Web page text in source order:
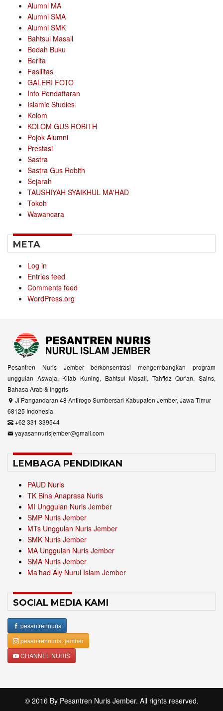
Alumni MA
Alumni SMA
Alumni SMK
Bahtsul Masail
Bedah Buku
Berita
Fasilitas
GALERI FOTO
Info Pendaftaran
Islamic Studies
Kolom
KOLOM GUS ROBITH
Pojok Alumni
Prestasi
Sastra
Sastra Gus Robith
Sejarah
TAUSHIYAH SYAIKHUL MA'HAD
Tokoh
Wawancara
META
Log in
Entries feed
Comments feed
WordPress.org
Pesantren Nuris Jember berkonsentrasi mengembangkan program
unggulan Aswaja, Kitab Kuning, Bahtsul Masail, Tahfidz Qur'an, Sains,
Bahasa Arab & Inggris
Jl Pangandaran 48 Antirogo Sumbersari Kabupaten Jember, Jawa Timur
68125 Indonesia
+62 331 339544
yayasannurisjember@gmail.com
LEMBAGA PENDIDIKAN
PAUD Nuris
TK Bina Anaprasa Nuris
MI Unggulan Nuris Jember
SMP Nuris Jember
MTs Unggulan Nuris Jember
SMK Nuris Jember
MA Unggulan Nuris Jember
SMA Nuris Jember
Ma’had Aly Nurul Islam Jember
SOCIAL MEDIA KAMI
pesantrennuris
pesantrennuris_jember
CHANNEL NURIS
© 2016 By Pesantren Nuris Jember. All rights reserved.